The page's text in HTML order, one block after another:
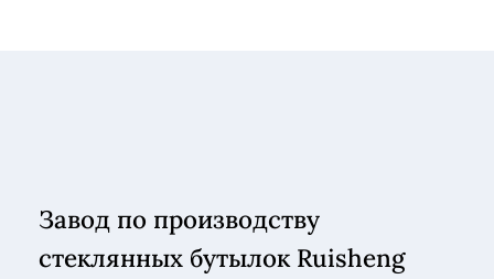
Завод по производству
стеклянных бутылок Ruisheng